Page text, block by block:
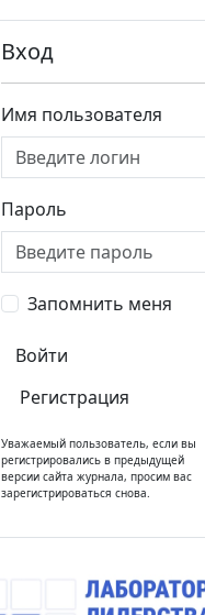
Вход
Имя пользователя
Пароль
Запомнить меня
Войти
Регистрация
Уважаемый пользователь, если вы
регистрировались в предыдущей
версии сайта журнала, просим вас
зарегистрироваться снова.